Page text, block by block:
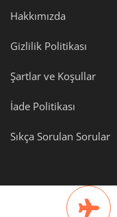
Hakkımızda
Gizlilik Politikası
Şartlar ve Koşullar
İade Politikası
Sıkça Sorulan Sorular